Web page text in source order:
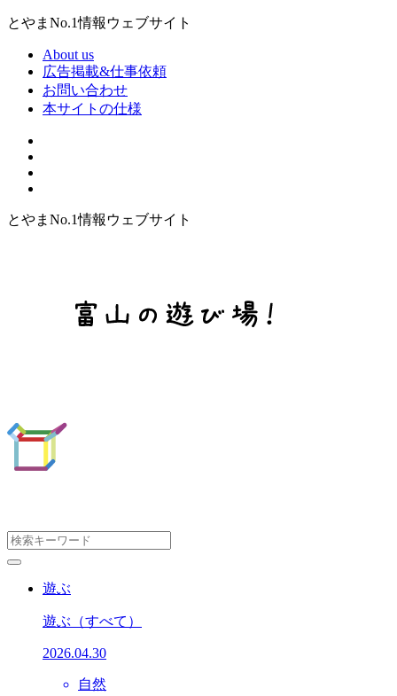
とやまNo.1情報ウェブサイト
About us
広告掲載&仕事依頼
お問い合わせ
本サイトの仕様
とやまNo.1情報ウェブサイト
遊ぶ
遊ぶ （すべて）
2026.04.30
自然